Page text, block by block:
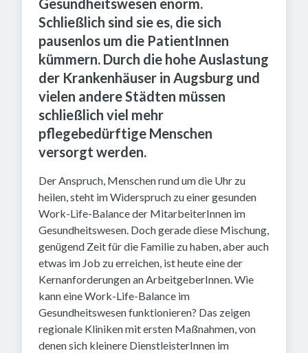
Gesundheitswesen enorm.
Schließlich sind sie es, die sich
pausenlos um die PatientInnen
kümmern. Durch die hohe Auslastung
der Krankenhäuser in Augsburg und
vielen andere Städten müssen
schließlich viel mehr
pflegebedürftige Menschen
versorgt werden.
Der Anspruch, Menschen rund um die Uhr zu
heilen, steht im Widerspruch zu einer gesunden
Work-Life-Balance der MitarbeiterInnen im
Gesundheitswesen. Doch gerade diese Mischung,
genügend Zeit für die Familie zu haben, aber auch
etwas im Job zu erreichen, ist heute eine der
Kernanforderungen an ArbeitgeberInnen. Wie
kann eine Work-Life-Balance im
Gesundheitswesen funktionieren? Das zeigen
regionale Kliniken mit ersten Maßnahmen, von
denen sich kleinere DienstleisterInnen im